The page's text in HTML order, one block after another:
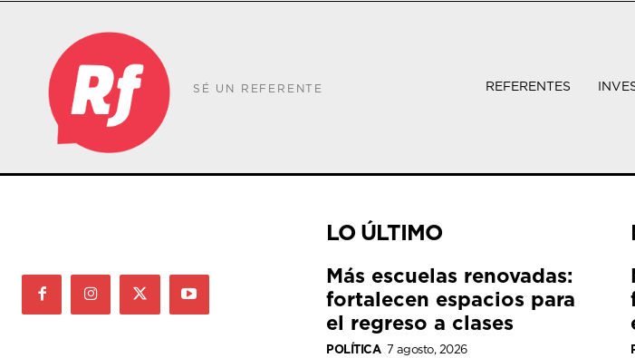
SÉ UN REFERENTE REFERENTES
LO ÚLTIMO
Más escuelas renovadas:
fortalecen espacios para
el regreso a clases
POLÍTICA 7 agosto, 2026